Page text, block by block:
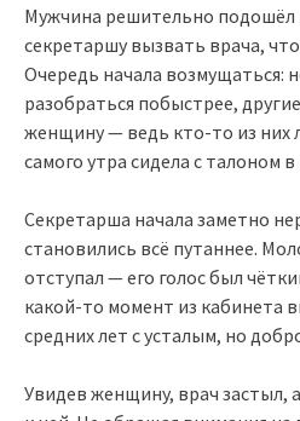
Мужчина решительно подошёл
секретаршу вызвать врача,
Очередь начала возмущаться:
разобраться побыстрее,
женщину — ведь кто-то из них
самого утра сидела с талоном в
Секретарша начала заметно
становились всё путаннее.
отступал — его голос был
какой-то момент из кабинета
средних лет с усталым, но
Увидев женщину, врач застыл,